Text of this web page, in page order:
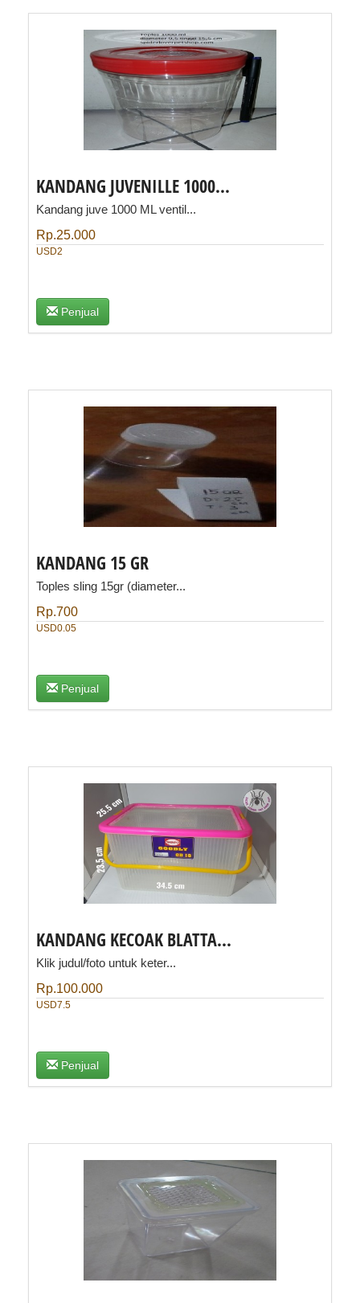
KANDANG JUVENILLE 1000...
Kandang juve 1000 ML ventil...
Rp.25.000
USD2
Penjual
​KANDANG 15 GR
Toples sling 15gr (diameter...
Rp.700
USD0.05
Penjual
KANDANG KECOAK BLATTA...
Klik judul/foto untuk keter...
Rp.100.000
USD7.5
Penjual